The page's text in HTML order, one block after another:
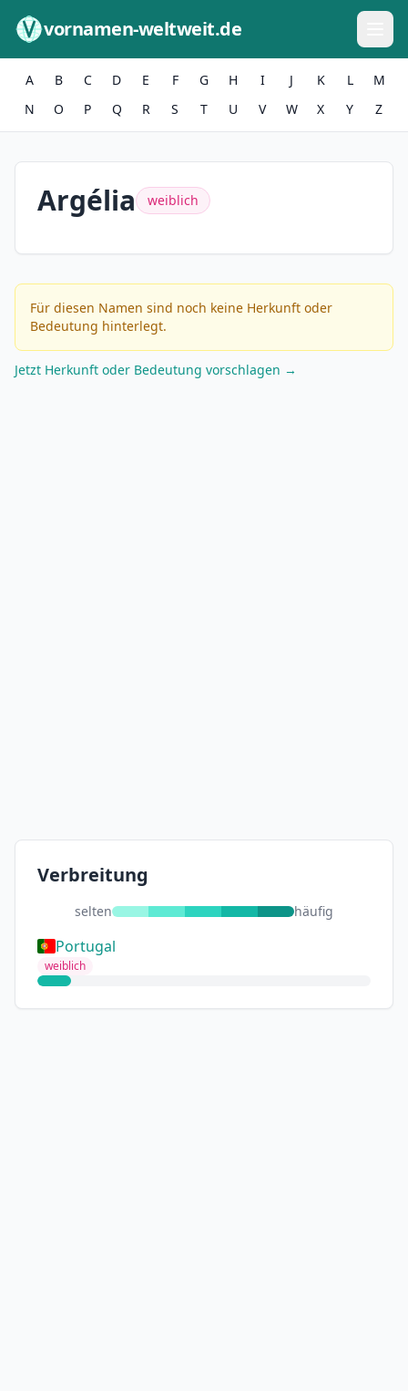
vornamen-weltweit.de
A B C D E F G H I J K L
M
N
O P Q R S T U V W X Y Z
Argélia weiblich
Für diesen Namen sind noch keine Herkunft oder
Bedeutung hinterlegt.
Jetzt Herkunft oder Bedeutung vorschlagen →
Verbreitung
selten häufig
Portugal
weiblich